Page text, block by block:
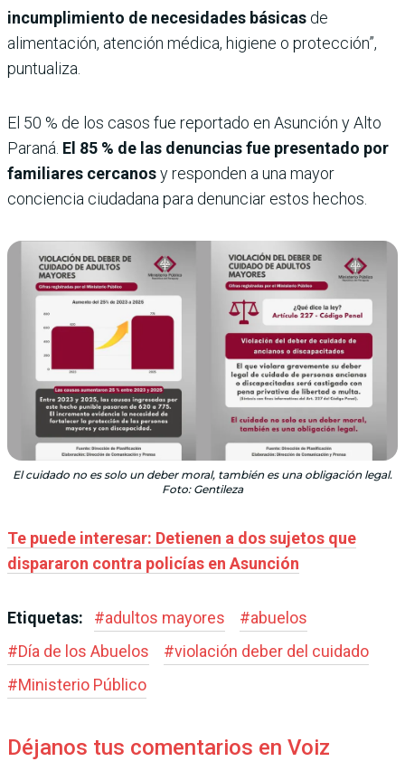
incumplimiento de necesidades básicas de
alimentación, atención médica, higiene o protección”,
puntualiza.
El 50 % de los casos fue reportado en Asunción y Alto
Paraná. El 85 % de las denuncias fue presentado por
familiares cercanosy responden a una mayor
conciencia ciudadana para denunciar estos hechos.
El cuidado no es solo un deber moral, también es una obligación legal.
Foto: Gentileza
Te puede interesar: Detienen a dos sujetos que
dispararon contra policías en Asunción
Etiquetas: #adultos mayores #abuelos
#Día de los Abuelos #violación deber del cuidado
#Ministerio Público
Déjanos tus comentarios en Voiz